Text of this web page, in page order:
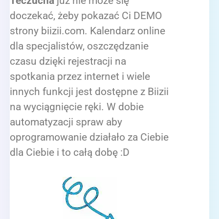
doczekać, żeby pokazać Ci DEMO
strony biizii.com. Kalendarz online
dla specjalistów, oszczędzanie
czasu dzięki rejestracji na
spotkania przez internet i wiele
innych funkcji jest dostępne z Biizii
na wyciągnięcie ręki. W dobie
automatyzacji spraw aby
oprogramowanie działało za Ciebie
dla Ciebie i to całą dobę :D